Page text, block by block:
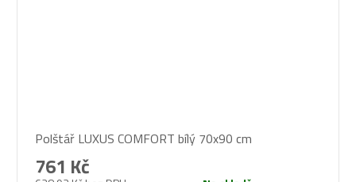
hodnocení
produktu
je
Polštář LUXUS COMFORT bílý 70x90 cm
761 Kč